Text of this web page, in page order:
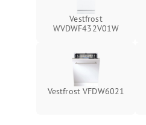
Vestfrost
WVDWF432V01W
Vestfrost VFDW6021